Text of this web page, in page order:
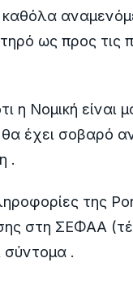
ως προς τις
η Νομική
έχει σοβαρό
.
της
στη ΣΕΦΑΑ
σύντομα .